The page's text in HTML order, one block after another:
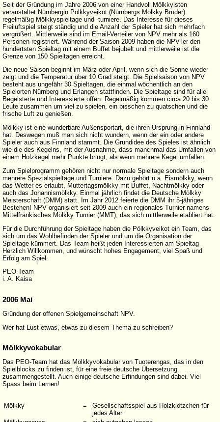
Seit der Gründung im Jahre 2006 von einer Handvoll Mölkkyisten
veranstaltet Nürnbergin Pölkkyveikot (Nürnbergs Mölkky Brüder)
regelmäßig Mölkkyspieltage und -turniere. Das Interesse für dieses
Freiluftspiel steigt ständig und die Anzahl der Spieler hat sich mehrfach
vergrößert. Mittlerweile sind im Email-Verteiler von NPV mehr als 160
Personen registriert. Während der Saison 2009 haben die NPV-ler den
hundertsten Spieltag mit einem Buffet bejubelt und mittlerweile ist die
Grenze von 150 Spieltagen erreicht.
Die neue Saison beginnt im März oder April, wenn sich die Sonne wieder
zeigt und die Temperatur über 10 Grad steigt. Die Spielsaison von NPV
besteht aus ungefähr 30 Spieltagen, die einmal wöchentlich an den
Spielorten Nürnberg und Erlangen stattfinden. Die Spieltage sind für alle
Begeisterte und Interessierte offen. Regelmäßig kommen circa 20 bis 30
Leute zusammen um viel zu spielen, ein bisschen zu quatschen und die
frische Luft zu genießen.
Mölkky ist eine wunderbare Außensportart, die ihren Ursprung in Finnland
hat. Deswegen muß man sich nicht wundern, wenn der ein oder andere
Spieler auch aus Finnland stammt. Die Grundidee des Spieles ist ähnlich
wie die des Kegelns, mit der Ausnahme, dass manchmal das Umfallen von
einem Holzkegel mehr Punkte bringt, als wenn mehrere Kegel umfallen.
Zum Spielprogramm gehören nicht nur normale Spieltage sondern auch
mehrere Spezialspieltage und Turniere. Dazu gehört u.a. Eismölkky, wenn
das Wetter es erlaubt, Muttertagsmölkky mit Buffet, Nachtmölkky oder
auch das Johannismölkky. Einmal jährlich findet die Deutsche Mölkky
Meisterschaft (DMM) statt. Im Jahr 2012 feierte die DMM ihr 5-jähriges
Bestehen! NPV organisiert seit 2009 auch ein regionales Turnier namens
Mittelfränkisches Mölkky Turnier (MMT), das sich mittlerweile etabliert hat.
Für die Durchführung der Spieltage haben die Pölkkyveikot ein Team, das
sich um das Wohlbefinden der Spieler und um die Organisation der
Spieltage kümmert. Das Team heißt jeden Interessierten am Spieltag
Herzlich Willkommen, und wünscht hohes Engagement, viel Spaß und
Erfolg am Spiel.
PEO-Team
i. A. Kaisa
2006 Mai
Gründung der offenen Spielgemeinschaft NPV.
Wer hat Lust etwas, etwas zu diesem Thema zu schreiben?
Mölkkyvokabular
Das PEO-Team hat das Mölkkyvokabular von Tuoterengas, das in den
Spielblocks zu finden ist, für eine freie deutsche Übersetzung
zusammengestellt. Auch einige deutsche Erfindungen sind dabei. Viel
Spass beim Lernen!
Mölkky =
Gesellschaftsspiel aus Holzklötzchen für
jedes Alter